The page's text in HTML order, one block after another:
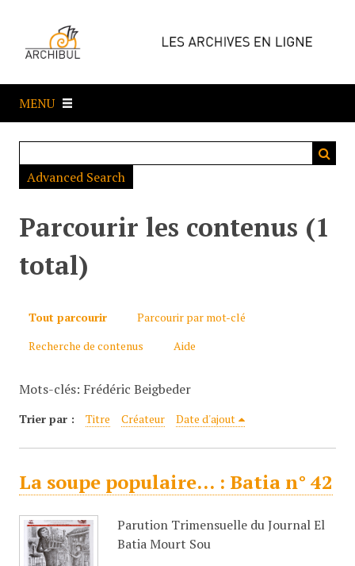
e
a
MENU
Advanced Search
Parcourir les contenus (1
total)
Tout parcourir
Parcourir par mot-clé
Recherche de contenus
Aide
Mots-clés: Frédéric Beigbeder
Trier par : Titre Créateur Date d'ajout
La soupe populaire... : Batia n° 42
Parution Trimensuelle du Journal El
Batia Mourt Sou